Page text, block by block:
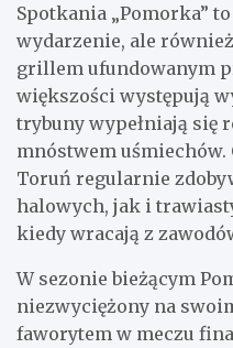
Spotkania „Pomorka”
wydarzenie, ale
grillem ufundowanym
większości występują
trybuny wypełniają się
mnóstwem uśmiechów.
Toruń regularnie
halowych, jak i
kiedy wracają z
W sezonie bieżącym
niezwyciężony na
faworytem w meczu